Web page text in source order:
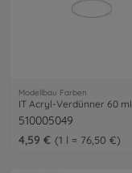
Modellbau Farben
IT Acryl-Verdünner 60 ml
510005049
4,59 €
1 l = 76,50 €